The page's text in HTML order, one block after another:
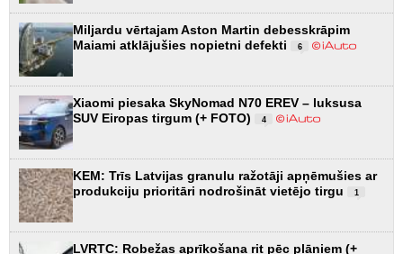
Miljardu vērtajam Aston Martin debesskrāpim
Maiami atklājušies nopietni defekti
6
Xiaomi piesaka SkyNomad N70 EREV – luksusa
SUV Eiropas tirgum (+ FOTO)
4
KEM: Trīs Latvijas granulu ražotāji apņēmušies ar
produkciju prioritāri nodrošināt vietējo tirgu
1
LVRTC: Robežas aprīkošana rit pēc plāniem (+